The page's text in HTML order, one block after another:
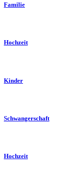
Familie
Hochzeit
Kinder
Schwangerschaft
Hochzeit